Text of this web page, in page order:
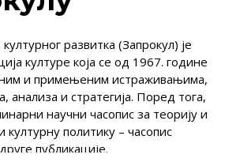
развитка (Запрокул) је
културе која се од 1967. године
и примењеним истраживањима,
анализа и стратегија. Поред тога,
научни часопис за теорију и
културну политику – часопис
публикације.